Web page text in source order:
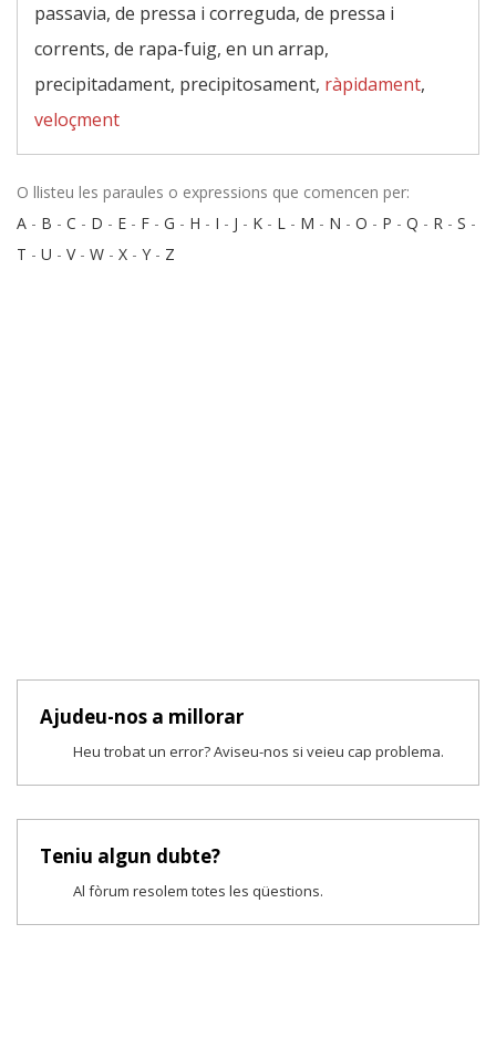
passavia, de pressa i correguda, de pressa i
corrents, de rapa-fuig, en un arrap,
precipitadament, precipitosament, ràpidament,
veloçment
O llisteu les paraules o expressions que comencen per:
A - B - C - D - E - F - G - H - I - J - K - L - M - N - O - P - Q - R - S -
T - U - V- W - X - Y - Z
Ajudeu-nos a millorar
Heu trobat un error? Aviseu-nos si veieu cap problema.
Teniu algun dubte?
Al fòrum resolem totes les qüestions.